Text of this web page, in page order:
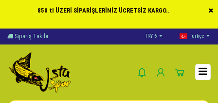
850 tl ÜZERİ SİPARİŞLERİNİZ ÜCRETSİZ KARGO..
Ödeme Bildirimi
TRY ₺ Türkçe